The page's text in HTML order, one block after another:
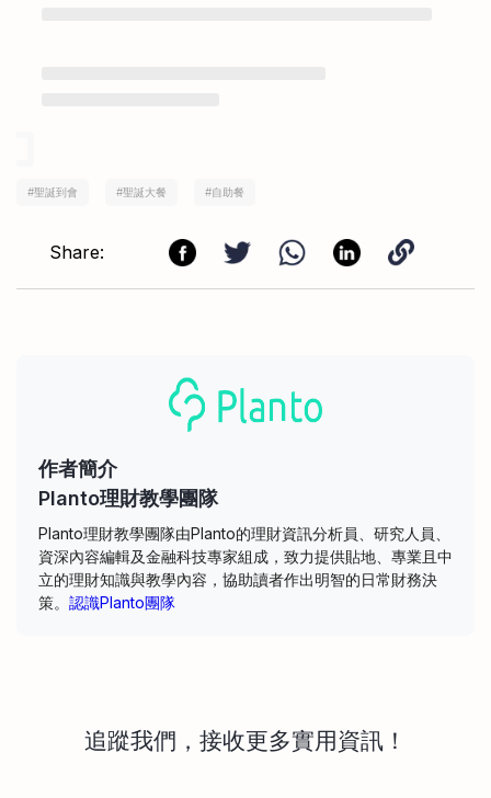
#聖誕到會 #聖誕大餐 #自助餐
Share:
作者簡介
Planto理財教學團隊
Planto理財教學團隊由Planto的理財資訊分析員、研究人員、
資深內容編輯及金融科技專家組成，致力提供貼地、專業且中
立的理財知識與教學內容，協助讀者作出明智的日常財務決
策。 認識Planto團隊
追蹤我們，接收更多實用資訊！